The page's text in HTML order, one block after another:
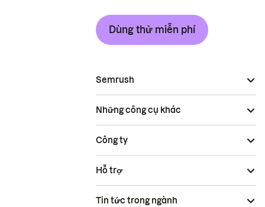
Dùng thử miễn phí
Semrush
Những công cụ khác
Công ty
Hỗ trợ
Tin tức trong ngành